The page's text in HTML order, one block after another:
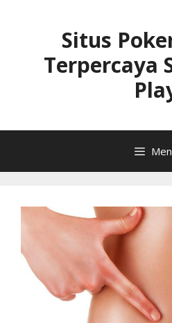
Situs
Terpercaya